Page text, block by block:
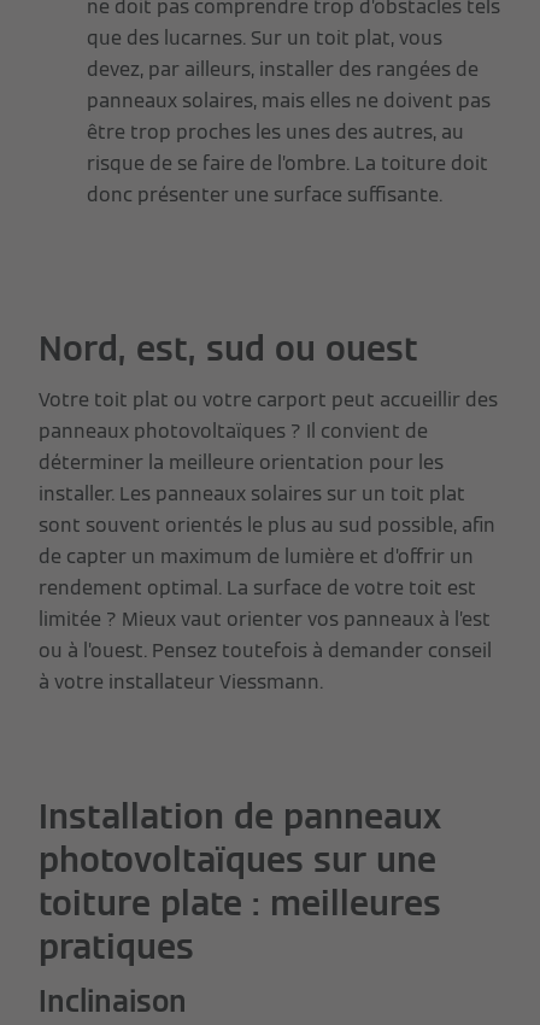
ne doit pas comprendre trop d’obstacles tels
que des lucarnes. Sur un toit plat, vous
devez, par ailleurs, installer des rangées de
panneaux solaires, mais elles ne doivent pas
être trop proches les unes des autres, au
risque de se faire de l’ombre. La toiture doit
donc présenter une surface suffisante.
Nord, est, sud ou ouest
Votre toit plat ou votre carport peut accueillir des
panneaux photovoltaïques ? Il convient de
déterminer la meilleure orientation pour les
installer. Les panneaux solaires sur un toit plat
sont souvent orientés le plus au sud possible, afin
de capter un maximum de lumière et d’offrir un
rendement optimal. La surface de votre toit est
limitée ? Mieux vaut orienter vos panneaux à l’est
ou à l’ouest. Pensez toutefois à demander conseil
à votre installateur Viessmann.
Installation de panneaux
photovoltaïques sur une
toiture plate : meilleures
pratiques
Inclinaison